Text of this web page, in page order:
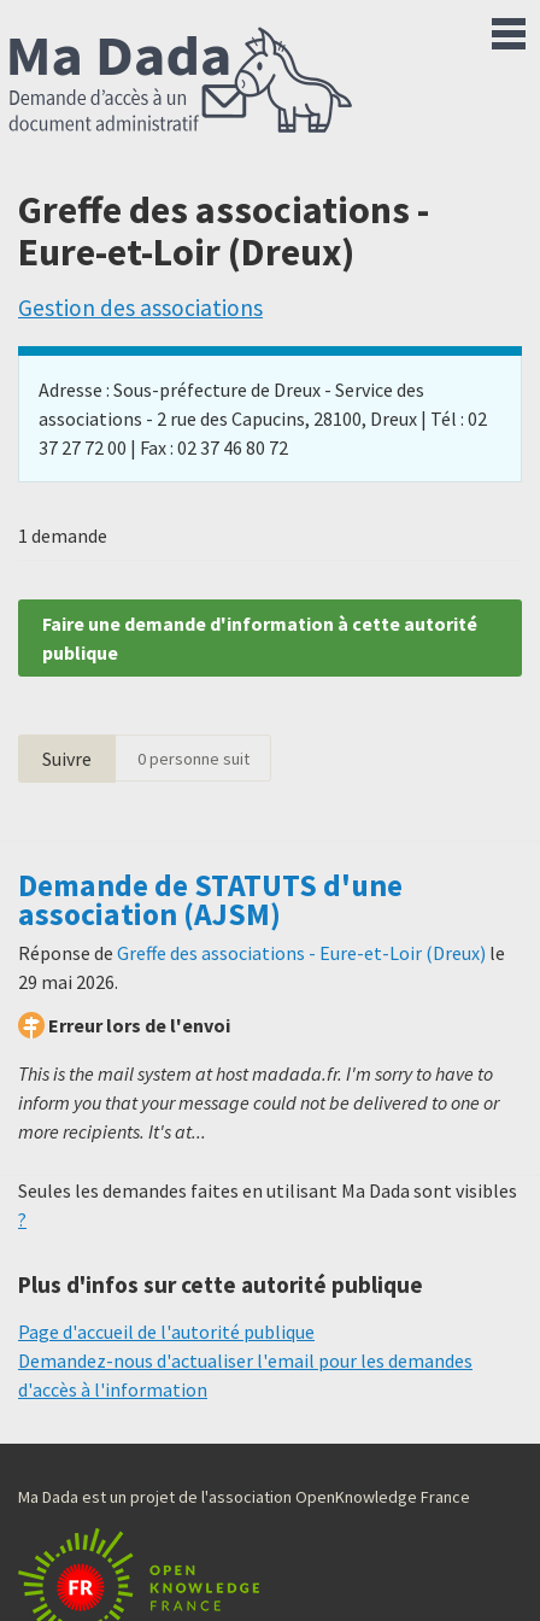
Greffe des associations -
Eure-et-Loir (Dreux)
Gestion des associations
Adresse : Sous-préfecture de Dreux - Service des
associations - 2 rue des Capucins, 28100, Dreux | Tél : 02
37 27 72 00 | Fax : 02 37 46 80 72
1 demande
Faire une demande d'information à cette autorité
publique
Suivre 0personne suit
Demande de STATUTS d'une
association (AJSM)
Réponse de Greffe des associations - Eure-et-Loir (Dreux) le
29 mai 2026.
Erreur lors de l'envoi
This is the mail system at host madada.fr. I'm sorry to have to
inform you that your message could not be delivered to one or
more recipients. It's at...
Seules les demandes faites en utilisant Ma Dada sont visibles
?
Plus d'infos sur cette autorité publique
Page d'accueil de l'autorité publique
Demandez-nous d'actualiser l'email pour les demandes
d'accès à l'information
Ma Dada est un projet de l'association OpenKnowledge France